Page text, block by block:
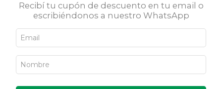
Recibí tu cupón de descuento en tu email o
escribiéndonos a nuestro WhatsApp